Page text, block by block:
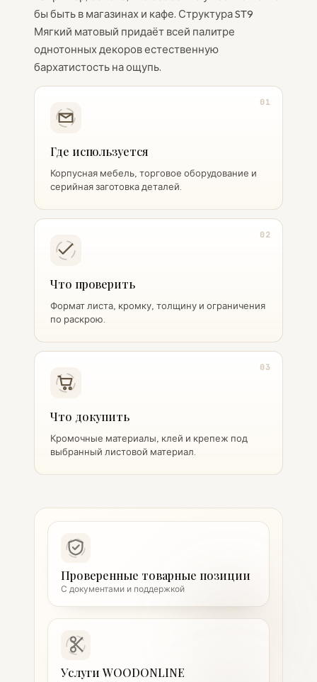
бы быть в магазинах и кафе. Структура ST9
Мягкий матовый придаёт всей палитре
однотонных декоров естественную
бархатистость на ощупь.
01
Где используется
Корпусная мебель, торговое оборудование и
серийная заготовка деталей.
02
Что проверить
Формат листа, кромку, толщину и ограничения
по раскрою.
03
Что докупить
Кромочные материалы, клей и крепеж под
выбранный листовой материал.
Проверенные товарные позиции
С документами и поддержкой
Услуги WOODONLINE